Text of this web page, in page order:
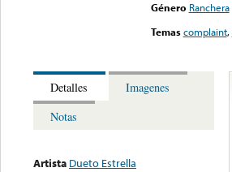
Género Ranchera
Temas complaint,
Detalles
Imagenes
Notas
Artista Dueto Estrella